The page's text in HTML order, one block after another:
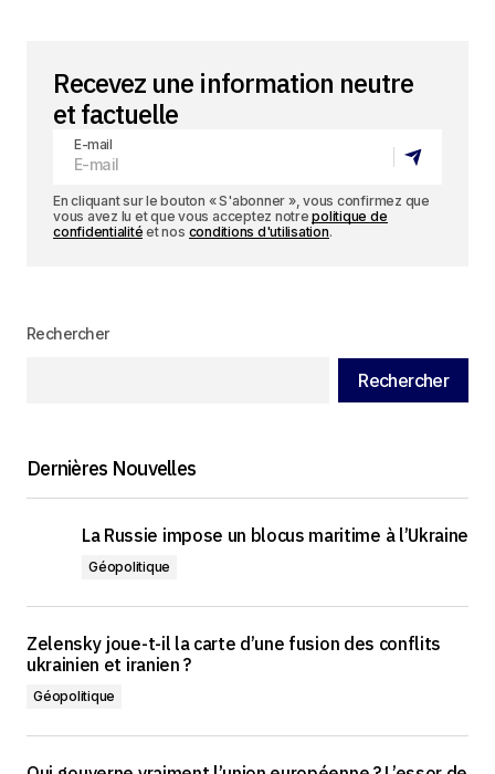
Recevez une information neutre
et factuelle
E-mail
En cliquant sur le bouton « S'abonner », vous confirmez que
vous avez lu et que vous acceptez notrepolitique de
confidentialité et nos conditions d'utilisation.
Rechercher
Rechercher
Dernières Nouvelles
La Russie impose un blocus maritime à l’Ukraine
Géopolitique
Zelensky joue-t-il la carte d’une fusion des conflits
ukrainien et iranien ?
Géopolitique